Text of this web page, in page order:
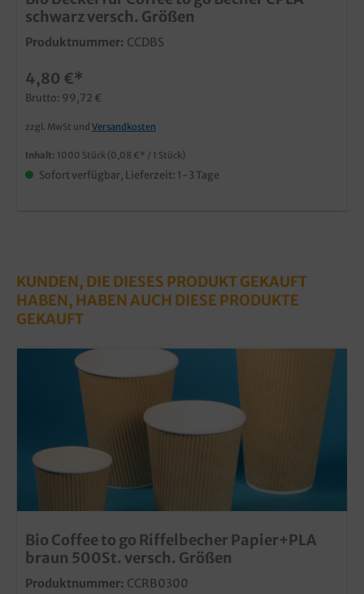
schwarz versch. Größen
Produktnummer: CCDBS
4,80 €*
Brutto: 99,72 €
zzgl. MwSt und Versandkosten
Inhalt: 1000 Stück (0,08 €* / 1 Stück)
Sofort verfügbar, Lieferzeit: 1-3 Tage
KUNDEN, DIE DIESES PRODUKT GEKAUFT
HABEN, HABEN AUCH DIESE PRODUKTE
GEKAUFT
Bio Coffee to go Riffelbecher Papier+PLA
braun 500St. versch. Größen
Produktnummer: CCRB0300